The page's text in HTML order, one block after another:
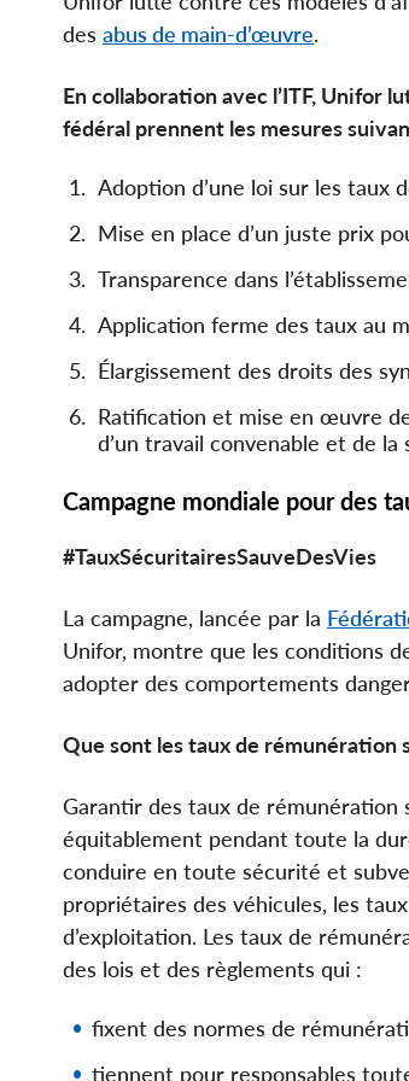
des abus de main-d’œuvre.
En collaboration avec l’ITF, Unifor
fédéral prennent les mesures
Adoption d’une loi sur les taux
Mise en place d’un juste prix
Transparence dans
Application ferme des taux au
Élargissement des droits des
Ratification et mise en œuvre
d’un travail convenable et de
Campagne mondiale pour des
#TauxSécuritairesSauveDesVies
La campagne, lancée par la
Unifor, montre que les conditions
adopter des comportements
Que sont les taux de rémunération
Garantir des taux de
équitablement pendant toute la
conduire en toute sécurité et
propriétaires des véhicules, les
d’exploitation. Les taux de
des lois et des règlements qui :
fixent des normes de
tiennent pour responsables